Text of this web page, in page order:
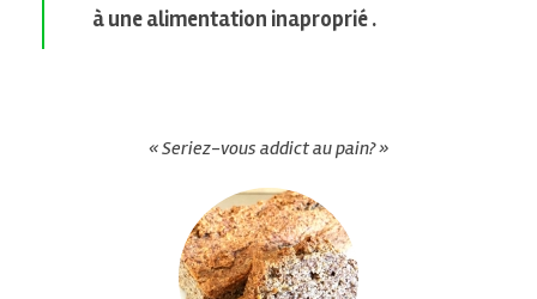
à une alimentation inaproprié .
« Seriez-vous addict au pain? »